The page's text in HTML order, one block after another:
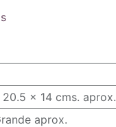
20.5 x 14 cms. aprox.
aprox.